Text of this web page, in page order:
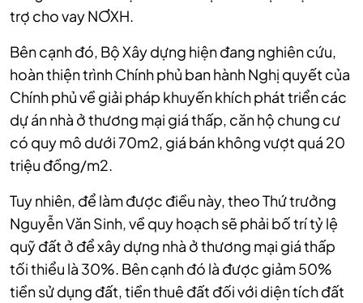
trợ cho vay NƠXH.
Bên cạnh đó, Bộ Xây dựng hiện đang nghiên cứu,
hoàn thiện trình Chính phủ ban hành Nghị quyết của
Chính phủ về giải pháp khuyến khích phát triển các
dự án nhà ở thương mại giá thấp, căn hộ chung cư
có quy mô dưới 70m2, giá bán không vượt quá 20
triệu đồng/m2.
Tuy nhiên, để làm được điều này, theo Thứ trưởng
Nguyễn Văn Sinh, về quy hoạch sẽ phải bố trí tỷ lệ
quỹ đất ở để xây dựng nhà ở thương mại giá thấp
tối thiểu là 30%. Bên cạnh đó là được giảm 50%
tiền sử dụng đất, tiền thuê đất đối với diện tích đất